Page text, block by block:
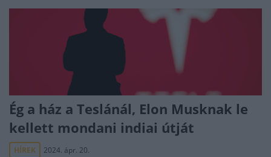
Ég a ház a Teslánál, Elon Musknak le
kellett mondani indiai útját
HÍREK 2024. ápr. 20.